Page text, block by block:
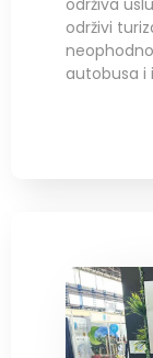
održiva
održivi
autobusa i